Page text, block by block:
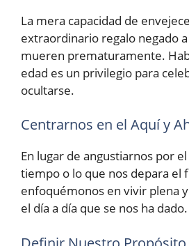
La mera capacidad de
extraordinario regalo negado
mueren prematuramente.
edad es un privilegio para
ocultarse.
Centrarnos en el Aquí y
En lugar de angustiarnos por
tiempo o lo que nos depara el
enfoquémonos en vivir plena
el día a día que se nos ha dado.